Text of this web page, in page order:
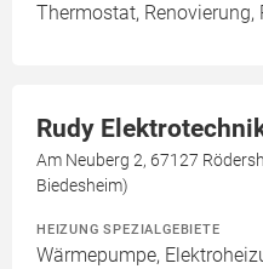
Thermostat,
Rudy
Am Neuberg 2, 67127
Biedesheim)
HEIZUNG SPEZIALGEBIETE
Wärmepumpe,